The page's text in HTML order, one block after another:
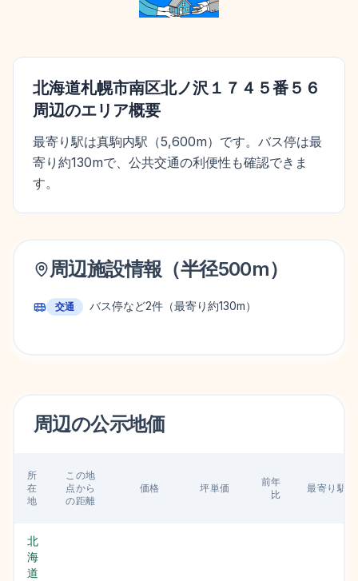
北海道札幌市南区北ノ沢１７４５番５６
周辺のエリア概要
最寄り駅は真駒内駅（5,600m）です。バス停は最
寄り約130mで、公共交通の利便性も確認できま
す。
周辺施設情報（半径500m）
交通 バス停など2件 （最寄り約130m）
周辺の公示地価
所
在
地
この地
点から
の距離
価格 坪単価
前年
比
最寄り駅
北
海
道